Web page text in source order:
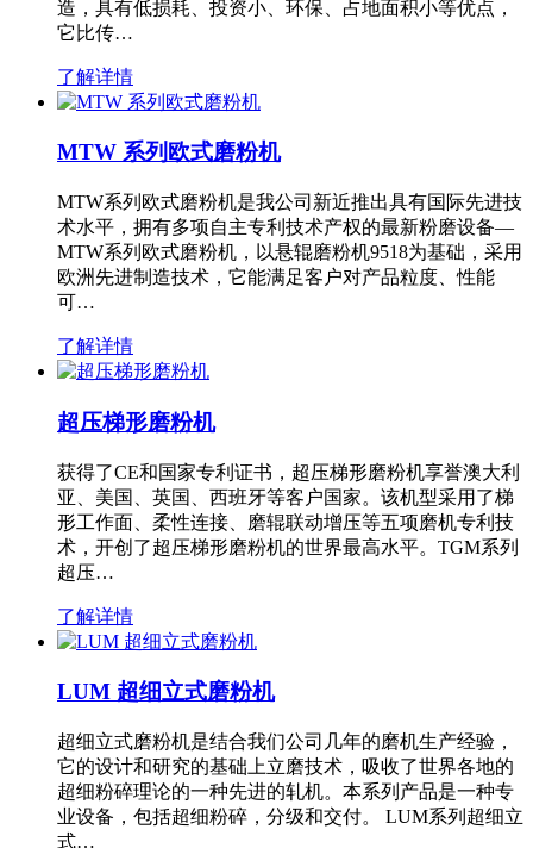
造，具有低损耗、投资小、环保、占地面积小等优点，
它比传…
了解详情
MTW 系列欧式磨粉机
MTW系列欧式磨粉机是我公司新近推出具有国际先进技
术水平，拥有多项自主专利技术产权的最新粉磨设备—
MTW系列欧式磨粉机，以悬辊磨粉机9518为基础，采用
欧洲先进制造技术，它能满足客户对产品粒度、性能
可…
了解详情
超压梯形磨粉机
获得了CE和国家专利证书，超压梯形磨粉机享誉澳大利
亚、美国、英国、西班牙等客户国家。该机型采用了梯
形工作面、柔性连接、磨辊联动增压等五项磨机专利技
术，开创了超压梯形磨粉机的世界最高水平。TGM系列
超压…
了解详情
LUM 超细立式磨粉机
超细立式磨粉机是结合我们公司几年的磨机生产经验，
它的设计和研究的基础上立磨技术，吸收了世界各地的
超细粉碎理论的一种先进的轧机。本系列产品是一种专
业设备，包括超细粉碎，分级和交付。 LUM系列超细立
式…